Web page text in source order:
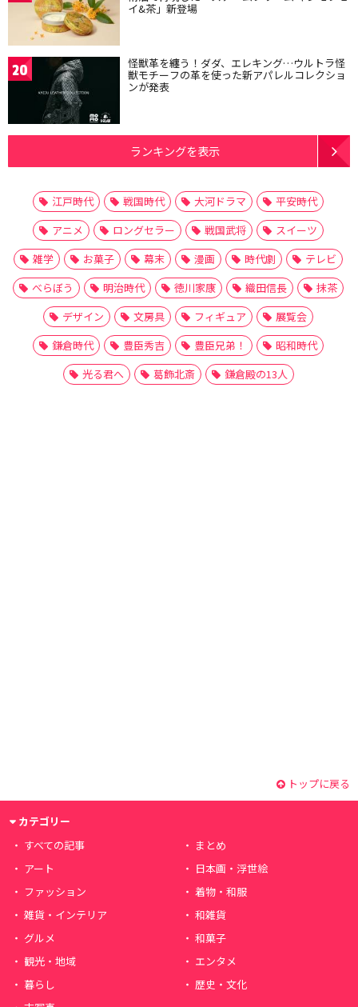
イ&茶」新登場
20 怪獣革を纏う！ダダ、エレキング…ウルトラ怪
獣モチーフの革を使った新アパレルコレクショ
ンが発表
ランキングを表示
江戸時代 戦国時代 大河ドラマ
平安時代
アニメ
ロングセラー 戦国武将
スイーツ
雑学
お菓子 幕末 漫画 時代劇
テレビ
べらぼう
明治時代 徳川家康 織田信長
抹茶
デザイン
文房具 フィギュア
展覧会
鎌倉時代
豊臣秀吉 豊臣兄弟！
昭和時代
光る君へ
葛飾北斎 鎌倉殿の13人
トップに戻る
カテゴリー
すべての記事
まとめ
アート
日本画・浮世絵
ファッション
着物・和服
雑貨・インテリア
和雑貨
グルメ
和菓子
観光・地域
エンタメ
暮らし
歴史・文化